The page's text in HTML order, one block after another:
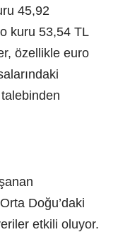
45,92
kuru 53,54 TL
özellikle euro
Doğu’daki
etkili oluyor.